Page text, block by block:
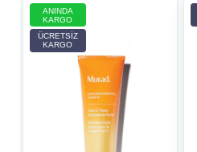
ANINDA
KARGO
ÜCRETSIZ
KARGO